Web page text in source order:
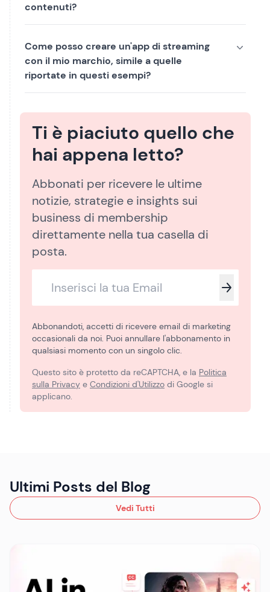
contenuti?
Come posso creare un'app di streaming
con il mio marchio, simile a quelle
riportate in questi esempi?
Ti è piaciuto quello che
hai appena letto?
Abbonati per ricevere le ultime
notizie, strategie e insights sui
business di membership
direttamente nella tua casella di
posta.
Abbonandoti, accetti di ricevere email di marketing
occasionali da noi. Puoi annullare l'abbonamento in
qualsiasi momento con un singolo clic.
Questo sito è protetto da reCAPTCHA, e la Politica
sulla Privacy e Condizioni d'Utilizzo di Google si
applicano.
Ultimi Posts del Blog
Vedi Tutti